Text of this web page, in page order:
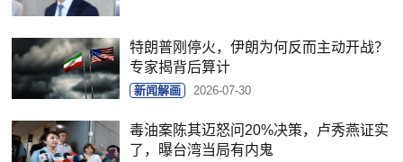
特朗普刚停火，伊朗为何反而主动开战？
专家揭背后算计
新闻解画 2026-07-30
毒油案陈其迈怒问20%决策，卢秀燕证实
了，曝台湾当局有内鬼